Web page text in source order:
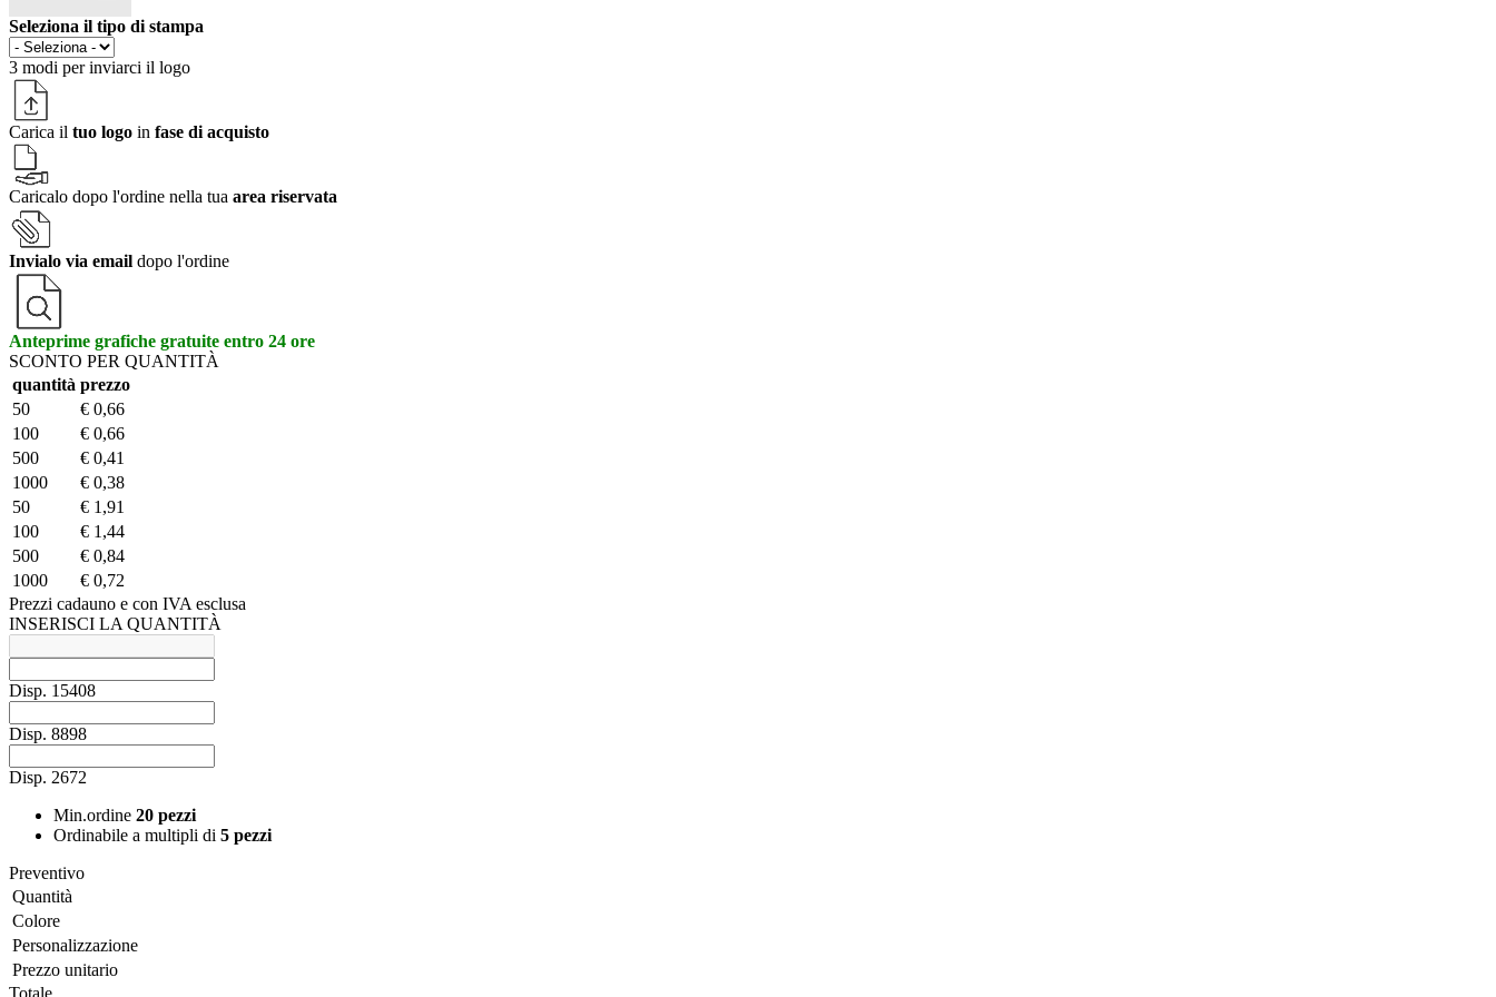
Seleziona il tipo di stampa
3 modi perinviarci il logo
Carica il tuo logo in fase di acquisto
Caricalo dopo l'ordine nella tua area riservata
Invialo via email dopo l'ordine
Anteprime grafiche gratuite entro 24 ore
SCONTO PER QUANTITÀ
quantità prezzo
50
€ 0,66
100
€ 0,66
500
€ 0,41
1000
€ 0,38
50
€ 1,91
100
€ 1,44
500
€ 0,84
1000
€ 0,72
Prezzi cadauno e con IVA esclusa
INSERISCI LA QUANTITÀ
Disp. 15408
Disp. 8898
Disp. 2672
Min.ordine 20 pezzi
Ordinabile a multipli di 5 pezzi
Preventivo
Quantità
Colore
Personalizzazione
Prezzo unitario
Totale